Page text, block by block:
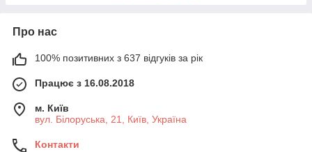
Про нас
100% позитивних з 637 відгуків за рік
Працює з 16.08.2018
м. Київ
вул. Білоруська, 21, Київ, Україна
Контакти